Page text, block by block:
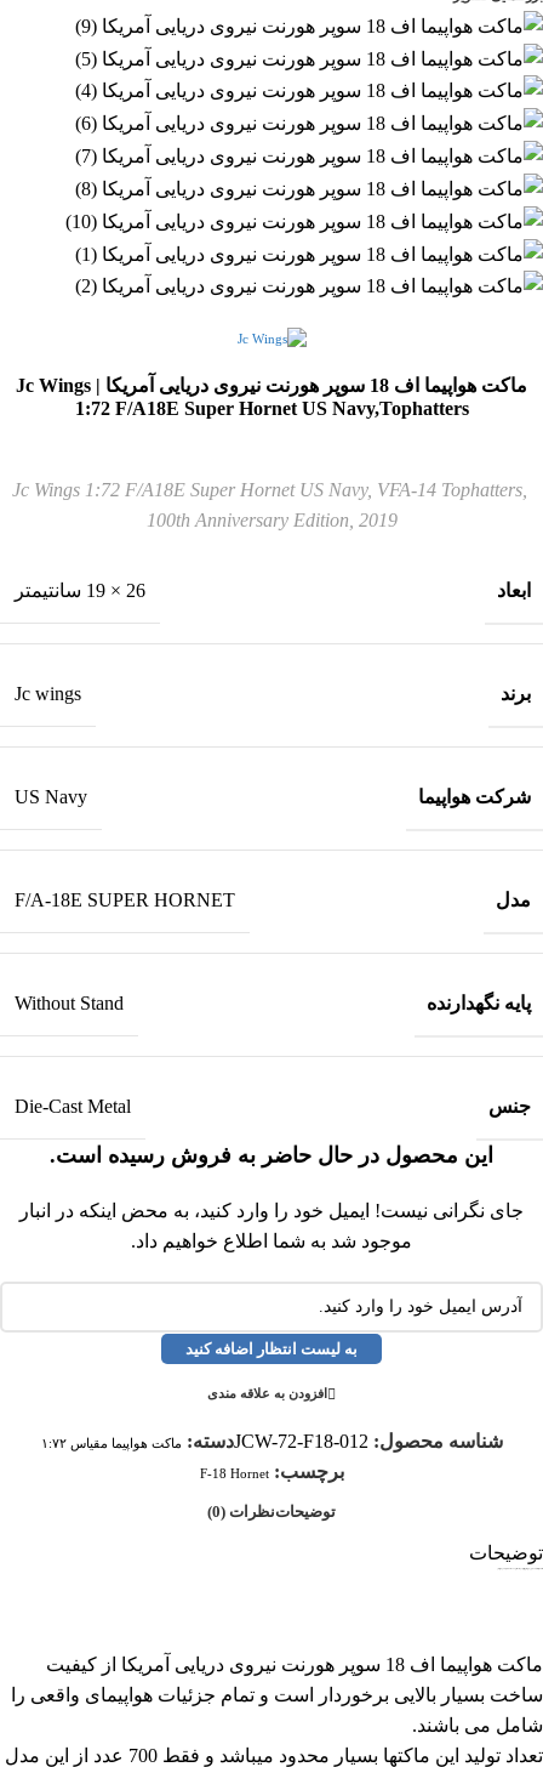
ماکت هواپیما اف 18 سوپر هورنت نیروی دریایی آمریکا | Jc Wings
1:72 F/A18E Super Hornet US Navy,Tophatters
Jc Wings 1:72 F/A18E Super Hornet US Navy, VFA-14 Tophatters,
100th Anniversary Edition, 2019
ابعاد 26 × 19 سانتیمتر
برند Jc wings
شرکت هواپیما US Navy
مدل F/A-18E SUPER HORNET
پایه نگهدارنده Without Stand
جنس Die-Cast Metal
این محصول در حال حاضر به فروش رسیده است.
جای نگرانی نیست! ایمیل خود را وارد کنید، به محض اینکه در انبار
موجود شد به شما اطلاع خواهیم داد.
به لیست انتظار اضافه کنید
افزودن به علاقه مندی
شناسه محصول: JCW-72-F18-012دسته: ماکت هواپیما مقیاس ۱:۷۲
برچسب: F-18 Hornet
توضیحاتنظرات (0)
توضیحات
ماکت هواپیما اف 18 سوپر هورنت نیروی دریایی آمریکا از کیفیت
ساخت بسیار بالایی برخوردار است و تمام جزئیات هواپیمای واقعی را
شامل می باشند.
تعداد تولید این ماکتها بسیار محدود میباشد و فقط 700 عدد از این مدل